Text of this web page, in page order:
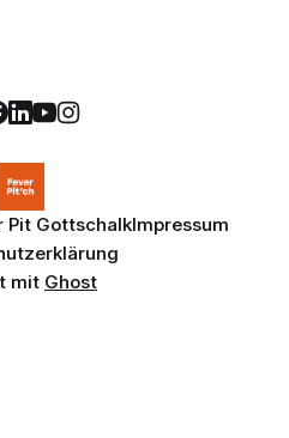
Pit GottschalkImpressum
mit Ghost